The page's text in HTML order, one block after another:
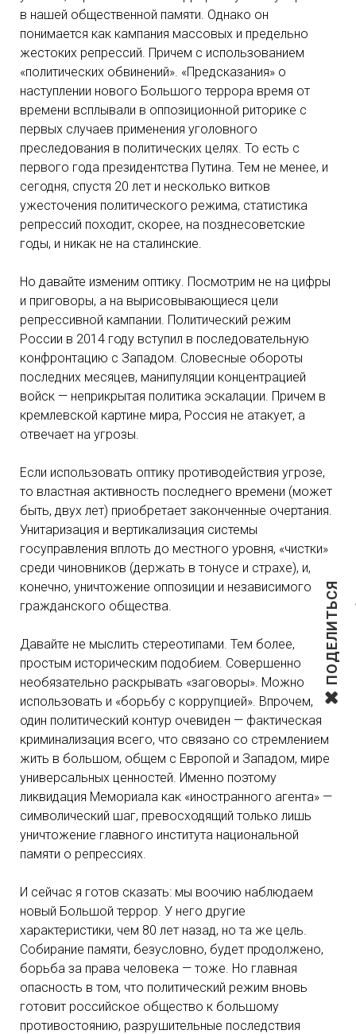
ПОДЕЛИТЬСЯ
в нашей общественной памяти. Однако он
понимается как кампания массовых и предельно
жестоких репрессий. Причем с использованием
«политических обвинений». «Предсказания» о
наступлении нового Большого террора время от
времени всплывали в оппозиционной риторике с
первых случаев применения уголовного
преследования в политических целях. То есть с
первого года президентства Путина. Тем не менее, и
сегодня, спустя 20 лет и несколько витков
ужесточения политического режима, статистика
репрессий походит, скорее, на позднесоветские
годы, и никак не на сталинские.
Но давайте изменим оптику. Посмотрим не на цифры
и приговоры, а на вырисовывающиеся цели
репрессивной кампании. Политический режим
России в 2014 году вступил в последовательную
конфронтацию с Западом. Словесные обороты
последних месяцев, манипуляции концентрацией
войск — неприкрытая политика эскалации. Причем в
кремлевской картине мира, Россия не атакует, а
отвечает на угрозы.
Если использовать оптику противодействия угрозе,
то властная активность последнего времени (может
быть, двух лет) приобретает законченные очертания.
Унитаризация и вертикализация системы
госуправления вплоть до местного уровня, «чистки»
среди чиновников (держать в тонусе и страхе), и,
конечно, уничтожение оппозиции и независимого
гражданского общества.
Давайте не мыслить стереотипами. Тем более,
простым историческим подобием. Совершенно
необязательно раскрывать «заговоры». Можно
использовать и «борьбу с коррупцией». Впрочем,
один политический контур очевиден — фактическая
криминализация всего, что связано со стремлением
жить в большом, общем с Европой и Западом, мире
универсальных ценностей. Именно поэтому
ликвидация Мемориала как «иностранного агента» —
символический шаг, превосходящий только лишь
уничтожение главного института национальной
памяти о репрессиях.
И сейчас я готов сказать: мы воочию наблюдаем
новый Большой террор. У него другие
характеристики, чем 80 лет назад, но та же цель.
Собирание памяти, безусловно, будет продолжено,
борьба за права человека — тоже. Но главная
опасность в том, что политический режим вновь
готовит российское общество к большому
противостоянию, разрушительные последствия